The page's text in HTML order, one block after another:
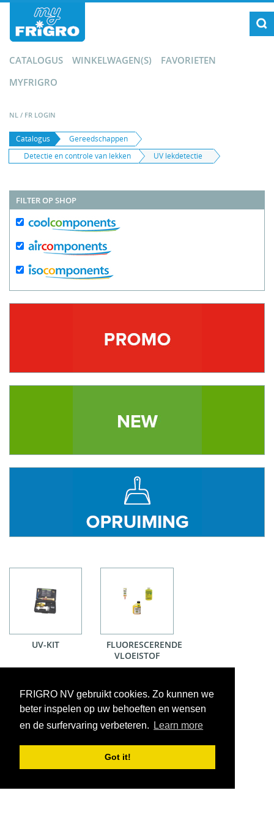
FRIGRO NV gebruikt cookies. Zo kunnen we
beter inspelen op uw behoeften en wensen
en de surfervaring verbeteren.
Learn more
Got it!
CATALOGUS WINKELWAGEN(S)
FAVORIETEN
MYFRIGRO
NL / FR LOGIN
Catalogus
Gereedschappen
Detectie en controle van lekken
UV lekdetectie
FILTER OP SHOP
UV-KIT
FLUORESCERENDE
VLOEISTOF